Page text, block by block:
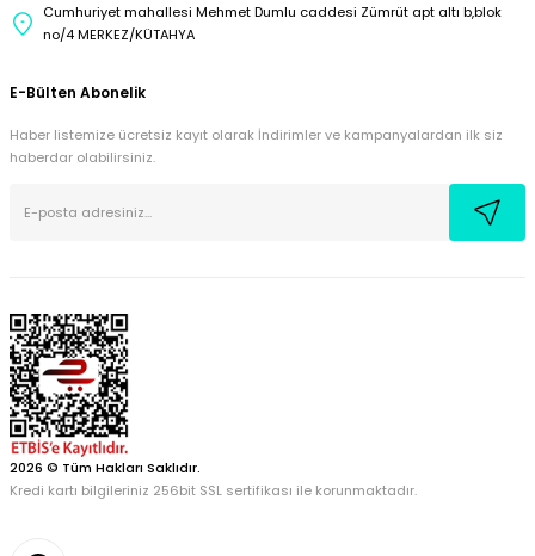
Cumhuriyet mahallesi Mehmet Dumlu caddesi Zümrüt apt altı b,blok
no/4 MERKEZ/KÜTAHYA
E-Bülten Abonelik
Haber listemize ücretsiz kayıt olarak İndirimler ve kampanyalardan ilk siz
haberdar olabilirsiniz.
2026 © Tüm Hakları Saklıdır.
Kredi kartı bilgileriniz 256bit SSL sertifikası ile korunmaktadır.